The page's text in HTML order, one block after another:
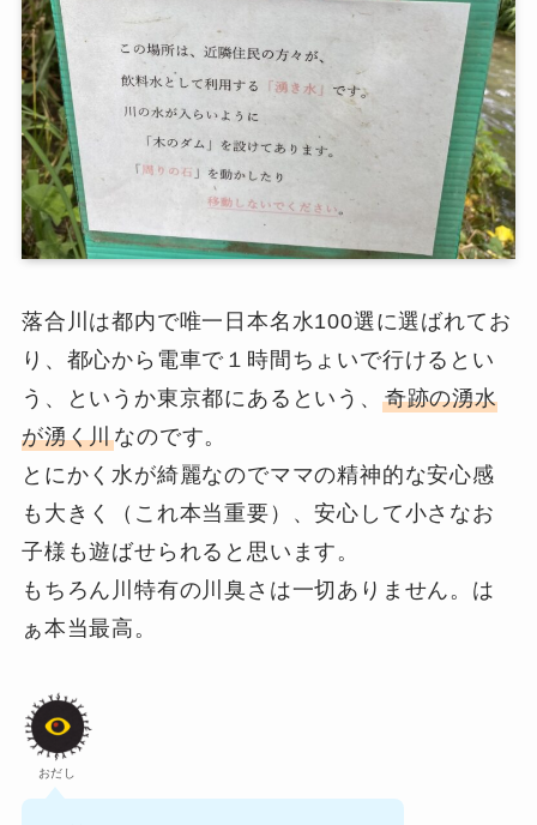
落合川は都内で唯一日本名水100選に選ばれてお
り、都心から電車で１時間ちょいで行けるとい
う、というか東京都にあるという、 奇跡の湧水
が湧く川なのです。
とにかく水が綺麗なのでママの精神的な安心感
も大きく（これ本当重要）、安心して小さなお
子様も遊ばせられると思います。
もちろん川特有の川臭さは一切ありません。は
ぁ本当最高。
おだし